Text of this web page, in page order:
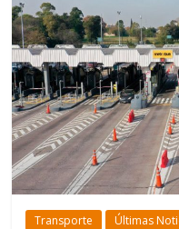
Transporte Últimas